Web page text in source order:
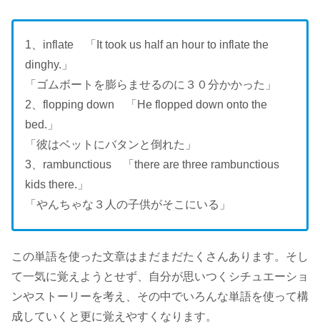
1、 inflate 「It took us half an hour to inflate the
dinghy.」
「ゴムボートを膨らませるのに３０分かかった」
2、flopping down 「He flopped down onto the
bed.」
「彼はベットにバタンと倒れた」
3、rambunctious 「there are three rambunctious
kids there.」
「やんちゃな３人の子供がそこにいる」
この単語を使った文章はまだまだたくさんあります。そし
て一気に覚えようとせず、自分が思いつくシチュエーショ
ンやストーリーを考え、その中でいろんな単語を使って構
成していくと更に覚えやすくなります。